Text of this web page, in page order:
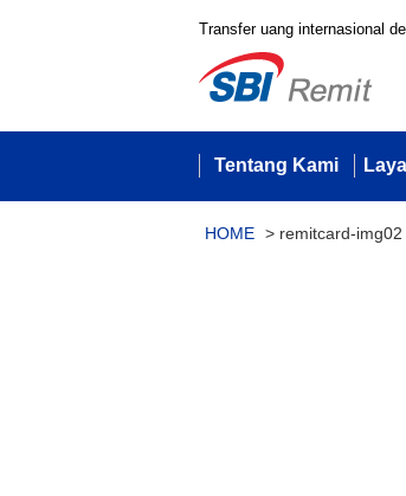
Transfer uang internasional
Tentang Kami
HOME > remitcard-img02